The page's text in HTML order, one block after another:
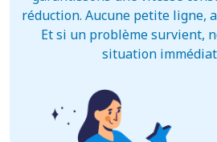
réduction. Aucune petite ligne,
Et si un problème survient,
situation